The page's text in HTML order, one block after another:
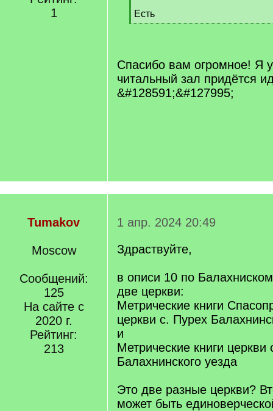
1
]
Есть
[
Спасибо вам огромное! Я
читальный зал придётся
&#128591;&#127995;
Tumakov
Moscow
Сообщений:
125
На сайте с
2020 г.
Рейтинг:
213
1 апр. 2024 20:49
Здраствуйте,
в описи 10 по
две церкви:
Метрические книги
церкви с. Пурех
и
Метрические книги церкви
Балахнинского уезда
Это две разные церкви?
может быть